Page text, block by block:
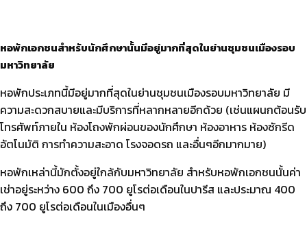
หอพักเอกชนสำหรับนักศึกษานั้นมีอยู่มากที่สุดในย่านชุมชนเมืองรอบ
มหาวิทยาลัย
หอพักประเภทนี้มีอยู่มากที่สุดในย่านชุมชนเมืองรอบมหาวิทยาลัย มี
ความสะดวกสบายและมีบริการที่หลากหลายอีกด้วย (เช่นแผนกต้อนรับ
โทรศัพท์ภายใน ห้องโถงพักผ่อนของนักศึกษา ห้องอาหาร ห้องซักรีด
อัตโนมัติ การทำความสะอาด โรงจอดรถ และอื่นๆอีกมากมาย)
หอพักเหล่านี้มักตั้งอยู่ใกล้กับมหาวิทยาลัย สำหรับหอพักเอกชนนั้นค่า
เช่าอยู่ระหว่าง 600 ถึง 700 ยูโรต่อเดือนในปารีส และประมาณ 400
ถึง 700 ยูโรต่อเดือนในเมืองอื่นๆ